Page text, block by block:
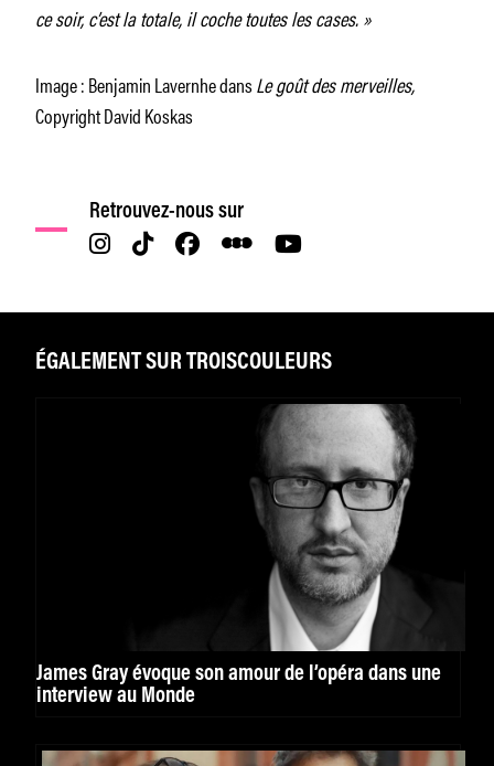
ce soir, c’est la totale, il coche toutes les cases. »
Image : Benjamin Lavernhe dansLe goût des merveilles,
Copyright David Koskas
Retrouvez-nous sur
ÉGALEMENT SUR TROISCOULEURS
James Gray évoque son amour de l’opéra dans une
interview au Monde